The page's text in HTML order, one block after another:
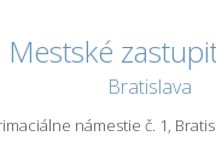
Mestské
Bratislava
námestie č. 1,